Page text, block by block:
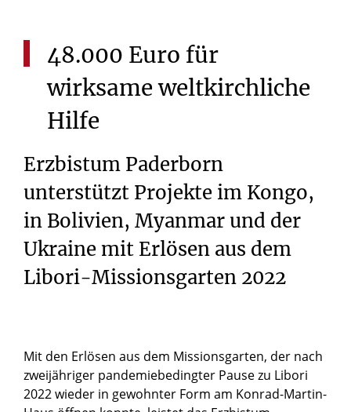
48.000 Euro für
wirksame weltkirchliche
Hilfe
Erzbistum Paderborn
unterstützt Projekte im Kongo,
in Bolivien, Myanmar und der
Ukraine mit Erlösen aus dem
Libori-Missionsgarten 2022
Mit den Erlösen aus dem Missionsgarten, der nach
zweijähriger pandemiebedingter Pause zu Libori
2022 wieder in gewohnter Form am Konrad-Martin-